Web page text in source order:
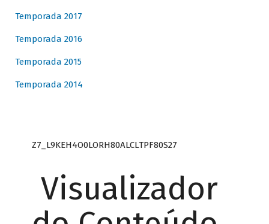
Temporada 2017
Temporada 2016
Temporada 2015
Temporada 2014
Z7_L9KEH4O0LORH80ALCLTPF80S27
Visualizador